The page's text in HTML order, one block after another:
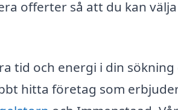
offerter så att du kan
tid och energi i din
hitta företag som